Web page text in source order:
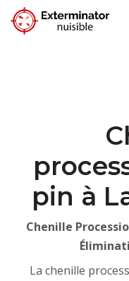
pin à
Chenille
La chenille